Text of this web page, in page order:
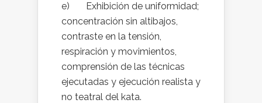
e) Exhibición de uniformidad;
concentración sin altibajos,
contraste en la tensión,
respiración y movimientos,
comprensión de las técnicas
ejecutadas y ejecución realista y
no teatral del kata.